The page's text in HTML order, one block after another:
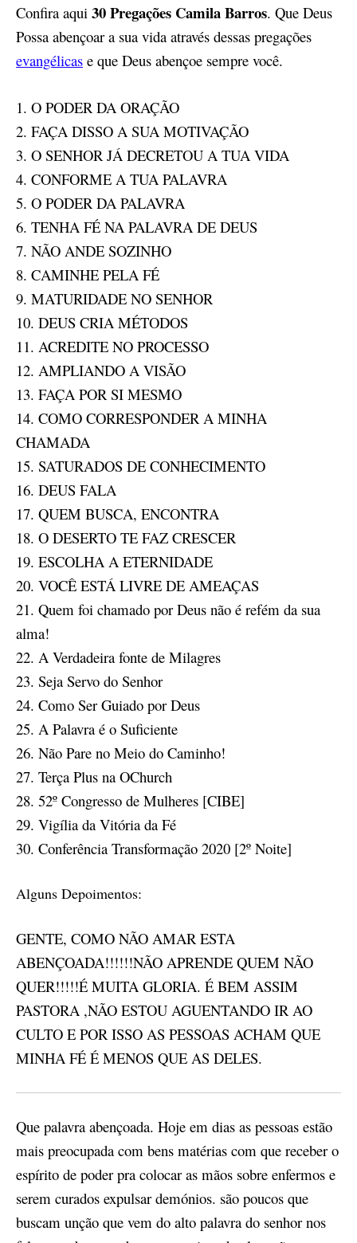
Confira aqui 30 Pregações Camila Barros. Que Deus
Possa abençoar a sua vida através dessas pregações
evangélicas e que Deus abençoe sempre você.
1. O PODER DA ORAÇÃO
2. FAÇA DISSO A SUA MOTIVAÇÃO
3. O SENHOR JÁ DECRETOU A TUA VIDA
4. CONFORME A TUA PALAVRA
5. O PODER DA PALAVRA
6. TENHA FÉ NA PALAVRA DE DEUS
7. NÃO ANDE SOZINHO
8. CAMINHE PELA FÉ
9. MATURIDADE NO SENHOR
10. DEUS CRIA MÉTODOS
11. ACREDITE NO PROCESSO
12. AMPLIANDO A VISÃO
13. FAÇA POR SI MESMO
14. COMO CORRESPONDER A MINHA
CHAMADA
15. SATURADOS DE CONHECIMENTO
16. DEUS FALA
17. QUEM BUSCA, ENCONTRA
18. O DESERTO TE FAZ CRESCER
19. ESCOLHA A ETERNIDADE
20. VOCÊ ESTÁ LIVRE DE AMEAÇAS
21. Quem foi chamado por Deus não é refém da sua
alma!
22. A Verdadeira fonte de Milagres
23. Seja Servo do Senhor
24. Como Ser Guiado por Deus
25. A Palavra é o Suficiente
26. Não Pare no Meio do Caminho!
27. Terça Plus na OChurch
28. 52º Congresso de Mulheres [CIBE]
29. Vigília da Vitória da Fé
30. Conferência Transformação 2020 [2º Noite]
Alguns Depoimentos:
GENTE, COMO NÃO AMAR ESTA
ABENÇOADA!!!!!!NÃO APRENDE QUEM NÃO
QUER!!!!!É MUITA GLORIA. É BEM ASSIM
PASTORA ,NÃO ESTOU AGUENTANDO IR AO
CULTO E POR ISSO AS PESSOAS ACHAM QUE
MINHA FÉ É MENOS QUE AS DELES.
Que palavra abençoada. Hoje em dias as pessoas estão
mais preocupada com bens matérias com que receber o
espírito de poder pra colocar as mãos sobre enfermos e
serem curados expulsar demónios. são poucos que
buscam unção que vem do alto palavra do senhor nos